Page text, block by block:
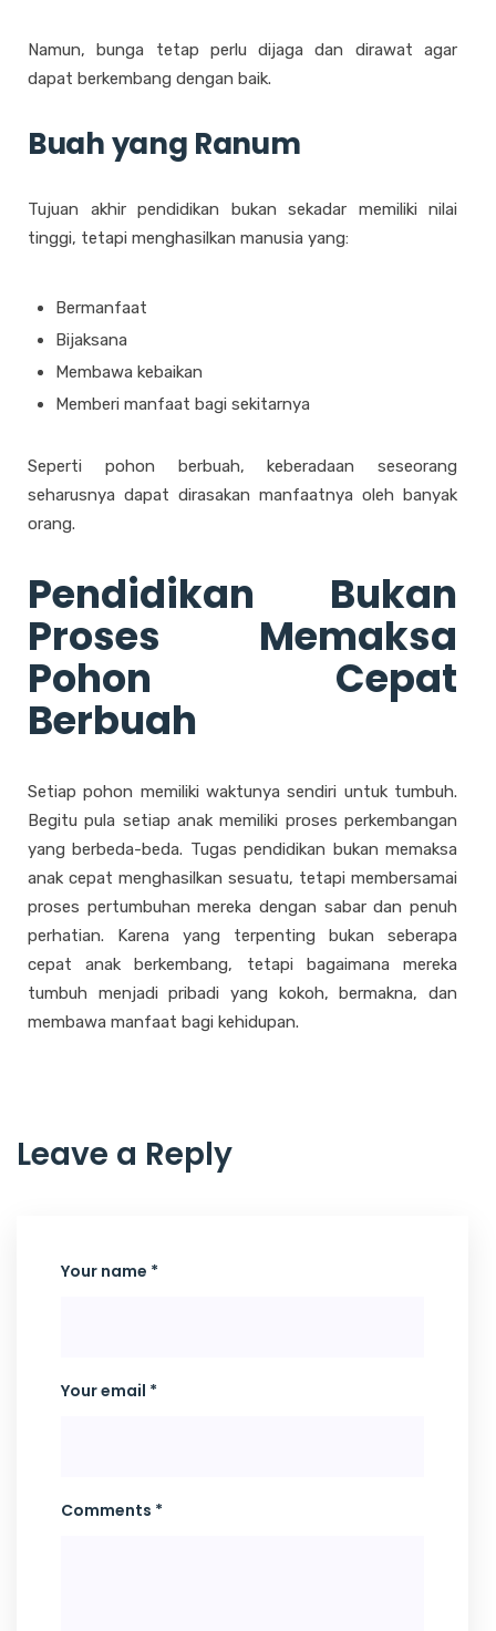
Namun, bunga tetap perlu dijaga dan dirawat agar
dapat berkembang dengan baik.
Buah yang Ranum
Tujuan akhir pendidikan bukan sekadar memiliki nilai
tinggi, tetapi menghasilkan manusia yang:
Bermanfaat
Bijaksana
Membawa kebaikan
Memberi manfaat bagi sekitarnya
Seperti pohon berbuah, keberadaan seseorang
seharusnya dapat dirasakan manfaatnya oleh banyak
orang.
Pendidikan Bukan
Proses Memaksa
Pohon Cepat
Berbuah
Setiap pohon memiliki waktunya sendiri untuk tumbuh.
Begitu pula setiap anak memiliki proses perkembangan
yang berbeda-beda. Tugas pendidikan bukan memaksa
anak cepat menghasilkan sesuatu, tetapi membersamai
proses pertumbuhan mereka dengan sabar dan penuh
perhatian. Karena yang terpenting bukan seberapa
cepat anak berkembang, tetapi bagaimana mereka
tumbuh menjadi pribadi yang kokoh, bermakna, dan
membawa manfaat bagi kehidupan.
Leave a Reply
Your name *
Your email *
Comments *